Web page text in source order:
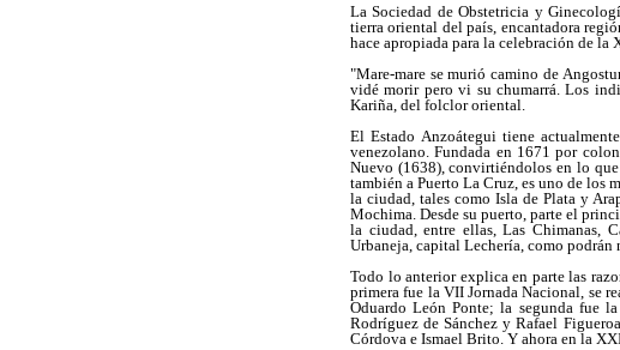
La Sociedad de Obstetricia y
tierra oriental del país, encantadora
hace apropiada para la celebración de la
"Mare-mare se murió camino de
vidé morir pero vi su chumarrá. Los
Kariña, del folclor oriental.
El Estado Anzoátegui tiene
venezolano. Fundada en 1671 por
Nuevo (1638), convirtiéndolos en lo
también a Puerto La Cruz, es uno de los
la ciudad, tales como Isla de Plata y
Mochima. Desde su puerto, parte el
la ciudad, entre ellas, Las Chimanas,
Urbaneja, capital Lechería, como podrán
Todo lo anterior explica en parte las
primera fue la VII Jornada Nacional, se
Oduardo León Ponte; la segunda fue
Rodríguez de Sánchez y Rafael
Córdova e Ismael Brito. Y ahora en la